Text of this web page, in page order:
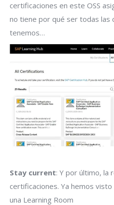
certificaciones en este OSS
no tiene por qué ser todas las
tenemos…
Stay current: Y por último, la
certificaciones. Ya hemos
una Learning Room